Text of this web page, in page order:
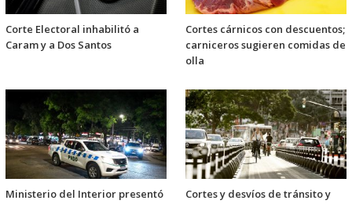
Corte Electoral inhabilitó a
Caram y a Dos Santos
Cortes cárnicos con descuentos;
carniceros sugieren comidas de
olla
Ministerio del Interior presentó
Cortes y desvíos de tránsito y